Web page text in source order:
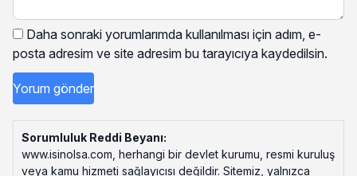
Daha sonraki yorumlarımda kullanılması için adım, e-
posta adresim ve site adresim bu tarayıcıya kaydedilsin.
Sorumluluk Reddi Beyanı:
www.isinolsa.com, herhangi bir devlet kurumu, resmi kuruluş
veya kamu hizmeti sağlayıcısı değildir. Sitemiz, yalnızca